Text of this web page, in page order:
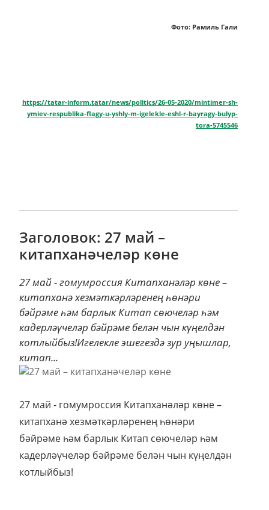
Фото: Рамиль Гали
https://tatar-inform.tatar/news/politics/26-05-2020/mintimer-sh-
ymiev-respublika-flagy-u-yshly-m-igelekle-eshl-r-bayragy-bulyp-
tora-5745546
Заголовок: 27 май –
китапханәчеләр көне
27 май - гомумроссия Китапханәләр көне –
китапханә хезмәткәрләренең һөнәри
бәйрәме һәм барлык Китап сөючеләр һәм
кадерләүчеләр бәйрәме белән чын күңелдән
котлыйбыз!Игелекле эшегездә зур уңышлар,
китап...
27 май - гомумроссия Китапханәләр көне –
китапханә хезмәткәрләренең һөнәри
бәйрәме һәм барлык Китап сөючеләр һәм
кадерләүчеләр бәйрәме белән чын күңелдән
котлыйбыз!